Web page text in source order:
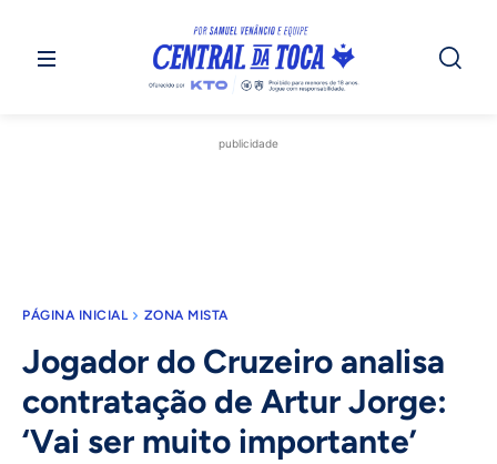
publicidade
PÁGINA INICIAL ZONA MISTA
Jogador do Cruzeiro analisa
contratação de Artur Jorge:
‘Vai ser muito importante’